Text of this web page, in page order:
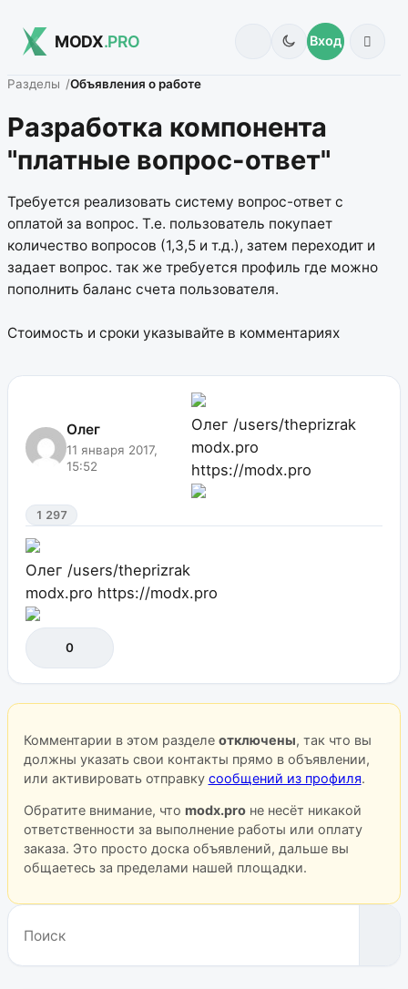
MODX.PRO Вход
Разделы Объявления о работе
Разработка компонента
"платные вопрос-ответ"
Требуется реализовать систему вопрос-ответ с
оплатой за вопрос. Т.е. пользователь покупает
количество вопросов (1,3,5 и т.д.), затем переходит и
задает вопрос. так же требуется профиль где можно
пополнить баланс счета пользователя.
Стоимость и сроки указывайте в комментариях
Олег
11 января 2017,
15:52
Олег /users/theprizrak
modx.pro
https://modx.pro
1 297
Олег /users/theprizrak
modx.pro https://modx.pro
0
Комментарии в этом разделе отключены, так что вы
должны указать свои контакты прямо в объявлении,
или активировать отправку сообщений из профиля.
Обратите внимание, что modx.proне несёт никакой
ответственности за выполнение работы или оплату
заказа. Это просто доска объявлений, дальше вы
общаетесь за пределами нашей площадки.